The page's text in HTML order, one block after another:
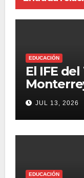
EDUCACIÓN
El IFE
millones
JUL 13, 2026
EDUCACIÓN